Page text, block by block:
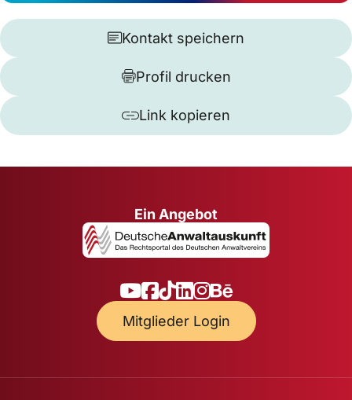
Kontakt speichern
Profil drucken
Link kopieren
Ein Angebot
Mitglieder Login